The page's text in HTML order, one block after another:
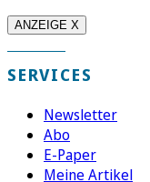
ANZEIGE X
SERVICES
Newsletter
Abo
E-Paper
Meine Artikel